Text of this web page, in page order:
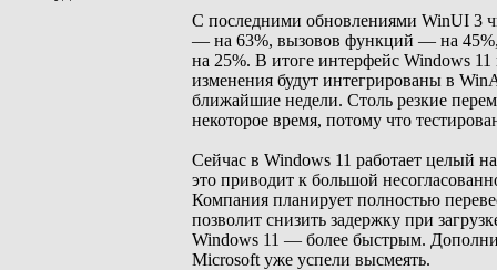
С последними обновлениями WinUI 3
— на 63%, вызовов функций — на 45%,
на 25%. В итоге интерфейс Windows
изменения будут интегрированы в
ближайшие недели. Столь резкие
некоторое время, потому что
Сейчас в Windows 11 работает целый
это приводит к большой
Компания планирует полностью
позволит снизить задержку при
Windows 11 — более быстрым.
Microsoft уже успели высмеять.